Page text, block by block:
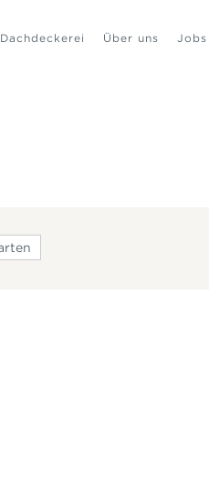
Dachdeckerei Über uns Jobs